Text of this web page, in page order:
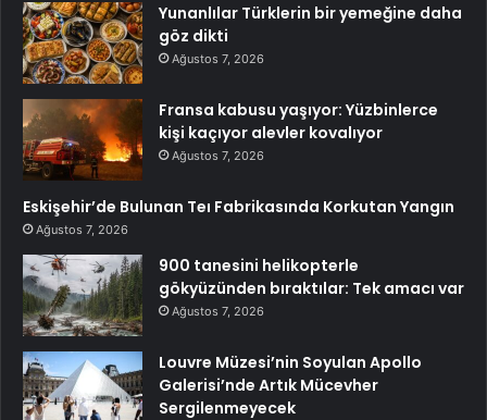
Yunanlılar Türklerin bir yemeğine daha
göz dikti
Ağustos 7, 2026
Fransa kabusu yaşıyor: Yüzbinlerce
kişi kaçıyor alevler kovalıyor
Ağustos 7, 2026
Eskişehir’de Bulunan Teı Fabrikasında Korkutan Yangın
Ağustos 7, 2026
900 tanesini helikopterle
gökyüzünden bıraktılar: Tek amacı var
Ağustos 7, 2026
Louvre Müzesi’nin Soyulan Apollo
Galerisi’nde Artık Mücevher
Sergilenmeyecek